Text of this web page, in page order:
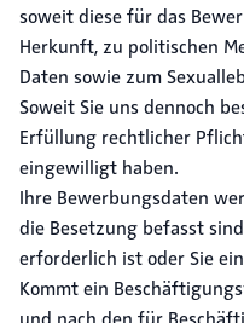
soweit diese für das
Herkunft, zu politischen
Daten sowie zum
Soweit Sie uns dennoch
Erfüllung rechtlicher
eingewilligt haben.
Ihre Bewerbungsdaten
die Besetzung befasst
erforderlich ist oder Sie
Kommt ein